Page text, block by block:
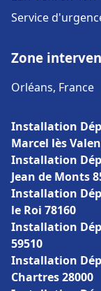
Service
Zone
Orléans, France
Installation
Marcel lès
Installation
Jean de Monts
Installation
le Roi 78160
Installation
59510
Installation
Chartres 28000